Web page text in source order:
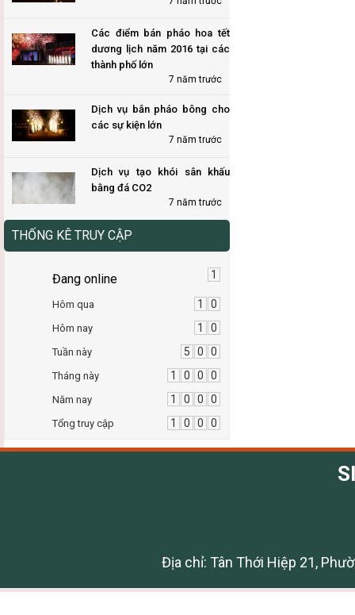
Các điểm bán pháo hoa tết
dương lịch năm 2016 tại các
thành phố lớn
7 năm trước
Dịch vụ bắn pháo bông cho
các sự kiện lớn
7 năm trước
Dịch vụ tạo khói sân khấu
bằng đá CO2
7 năm trước
THỐNG KÊ TRUY CẬP
Đang online 1
Hôm qua 1 0
Hôm nay 1 0
Tuần này 5 0 0
Tháng này 1 0 0 0
Năm nay 1 0 0 0
Tổng truy cập 1 0 0 0
Địa chỉ: Tân Thới Hiệp 21,